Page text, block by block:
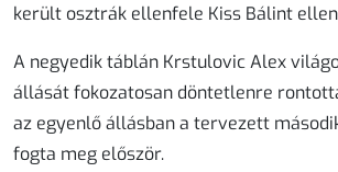
került osztrák ellenfele Kiss Bálint
A negyedik táblán Krstulovic Alex
állását fokozatosan döntetlenre
az egyenlő állásban a tervezett
fogta meg először.